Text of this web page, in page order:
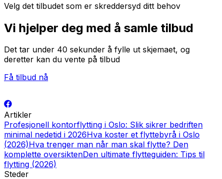
Velg det tilbudet som er skreddersyd ditt behov
Vi hjelper deg med å samle tilbud
Det tar under 40 sekunder å fylle ut skjemaet, og
deretter kan du vente på tilbud
Få tilbud nå
Artikler
Profesjonell kontorflytting i Oslo: Slik sikrer bedriften
minimal nedetid i 2026Hva koster et flyttebyrå i Oslo
(2026)Hva trenger man når man skal flytte? Den
komplette oversiktenDen ultimate flytteguiden: Tips til
flytting (2026)
Steder